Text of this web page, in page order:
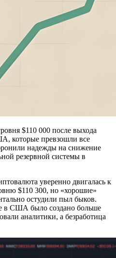
$110 000 после выхода
которые превзошли все
надежды на снижение
резервной системы в
уверенно двигалась к
$110 300, но «хорошие»
остудили пыл быков.
в США было создано больше
аналитики, а безработица